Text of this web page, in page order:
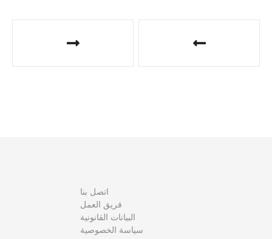
اتصل بنا
فريق العمل
البيانات القانونية
سياسة الخصوصية